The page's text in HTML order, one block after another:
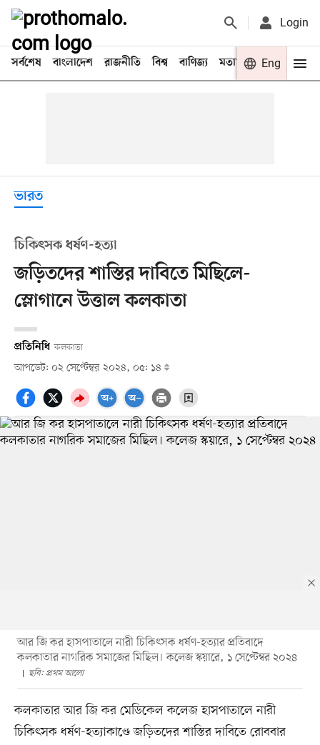
Login
সর্বশেষ বাংলাদেশ রাজনীতি বিশ্ব বাণিজ্য মতামত খেলা
Eng
ভারত
চিকিৎসক ধর্ষণ-হত্যা
জড়িতদের শাস্তির দাবিতে মিছিলে-
স্লোগানে উত্তাল কলকাতা
প্রতিনিধি কলকাতা
আপডেট: ০২ সেপ্টেম্বর ২০২৪, ০৫: ১৪
আর জি কর হাসপাতালে নারী চিকিৎসক ধর্ষণ-হত্যার প্রতিবাদে
কলকাতার নাগরিক সমাজের মিছিল। কলেজ স্কয়ারে, ১ সেপ্টেম্বর ২০২৪
ছবি: প্রথম আলো
কলকাতার আর জি কর মেডিকেল কলেজ হাসপাতালে নারী
চিকিৎসক ধর্ষণ-হত্যাকাণ্ডে জড়িতদের শাস্তির দাবিতে রোববার